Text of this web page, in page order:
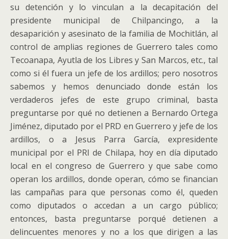
su detención y lo vinculan a la decapitación del
presidente municipal de Chilpancingo, a la
desaparición y asesinato de la familia de Mochitlán, al
control de amplias regiones de Guerrero tales como
Tecoanapa, Ayutla de los Libres y San Marcos, etc., tal
como si él fuera un jefe de los ardillos; pero nosotros
sabemos y hemos denunciado donde están los
verdaderos jefes de este grupo criminal, basta
preguntarse por qué no detienen a Bernardo Ortega
Jiménez, diputado por el PRD en Guerrero y jefe de los
ardillos, o a Jesus Parra García, expresidente
municipal por el PRI de Chilapa, hoy en día diputado
local en el congreso de Guerrero y que sabe como
operan los ardillos, donde operan, cómo se financian
las campañas para que personas como él, queden
como diputados o accedan a un cargo público;
entonces, basta preguntarse porqué detienen a
delincuentes menores y no a los que dirigen a las